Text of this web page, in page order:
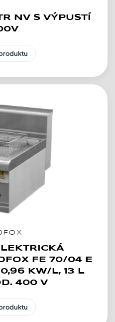
NV S VÝPUSTÍ
FE 70/04 E
KW/L, 13 L
400 V